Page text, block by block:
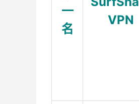
一
名
VPN